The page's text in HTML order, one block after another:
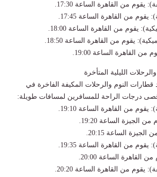
الليلية المتأخرة
النوم والرحلات المكيفة الفاخرة في
أقصى درجات الراحة للمسافرين لمسافات طويلة: